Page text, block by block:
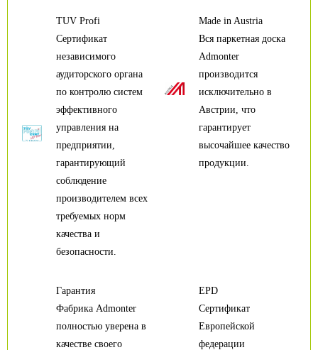
TUV Profi
Сертификат
независимого
аудиторского органа
по контролю систем
эффективного
управления на
предприятии,
гарантирующий
соблюдение
производителем всех
требуемых норм
качества и
безопасности.
Made in Austria
Вся паркетная доска
Admonter
производится
исключительно в
Австрии, что
гарантирует
высочайшее качество
продукции.
EPD
Сертификат
Европейской
федерации
Гарантия
Фабрика Admonter
полностью уверена в
качестве своего